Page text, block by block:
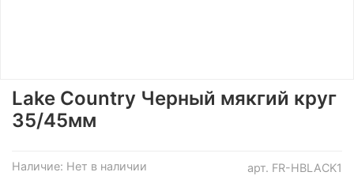
арт. FR-HBLACK1
Наличие: Нет в наличии
Lake Country Черный мякгий круг
35/45мм